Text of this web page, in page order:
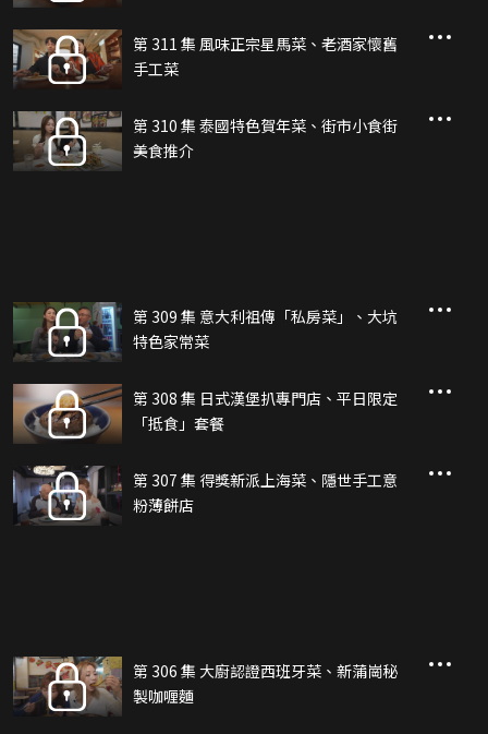
第 311 集 風味正宗星馬菜、老酒家懷舊
手工菜
第 310 集 泰國特色賀年菜、街市小食街
美食推介
第 309 集 意大利祖傳「私房菜」、大坑
特色家常菜
第 308 集 日式漢堡扒專門店、平日限定
「抵食」套餐
第 307 集 得獎新派上海菜、隱世手工意
粉薄餅店
第 306 集 大廚認證西班牙菜、新蒲崗秘
製咖喱麵